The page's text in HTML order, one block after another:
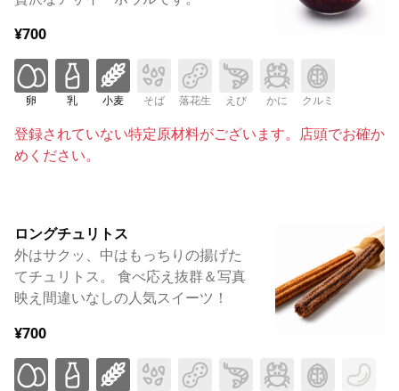
¥700
卵 乳 小麦 そば 落花生 えび かに クルミ
登録されていない特定原材料がございます。店頭でお確か
めください。
ロングチュリトス
外はサクッ、中はもっちりの揚げた
てチュリトス。 食べ応え抜群＆写真
映え間違いなしの人気スイーツ！
¥700